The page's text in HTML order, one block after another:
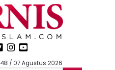
/ 07 Agustus 2026